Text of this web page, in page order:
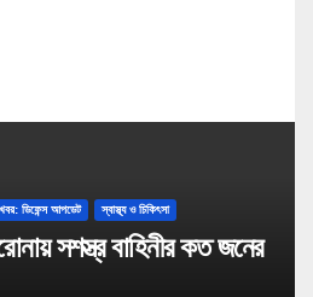
ডিফেন্স আপডেট স্বাস্থ্য ও চিকিৎসা
সশস্ত্র বাহিনীর কত জনের